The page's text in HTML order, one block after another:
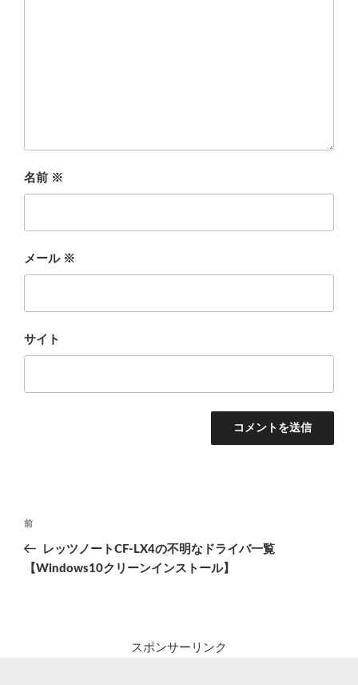
名前 ※
メール ※
サイト
投
ナ
前
の
投
前
レッツノートCF-LX4の不明なドライバ一覧
【Windows10クリーンインストール】
スポンサーリンク